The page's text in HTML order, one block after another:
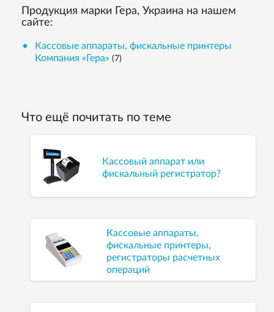
Продукция марки Гера, Украина на нашем
сайте:
Кассовые аппараты, фискальные принтеры
Компания «Гера» (7)
Что ещё почитать по теме
Кассовый аппарат или
фискальный регистратор?
Кассовые аппараты,
фискальные принтеры,
регистраторы расчетных
операций